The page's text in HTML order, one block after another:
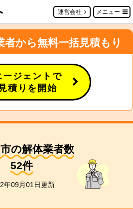
運営会社 メニュー
者から無料一括見積もり
ージェントで
積りを開始
の解体業者数
52件
年09月01日更新